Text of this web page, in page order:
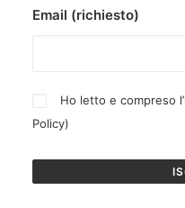
Email (richiesto)
Ho letto e compreso
Policy)